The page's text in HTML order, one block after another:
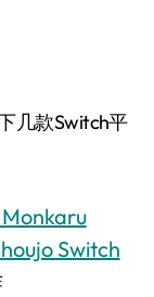
几款Switch平
Switch